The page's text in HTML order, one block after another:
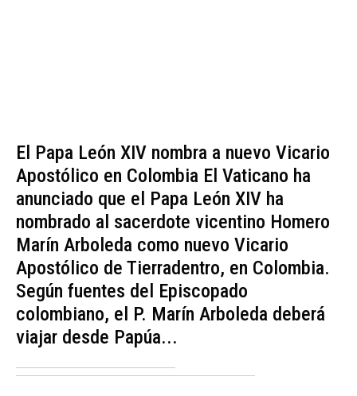
El Papa León XIV nombra a nuevo Vicario
Apostólico en Colombia El Vaticano ha
anunciado que el Papa León XIV ha
nombrado al sacerdote vicentino Homero
Marín Arboleda como nuevo Vicario
Apostólico de Tierradentro, en Colombia.
Según fuentes del Episcopado
colombiano, el P. Marín Arboleda deberá
viajar desde Papúa...